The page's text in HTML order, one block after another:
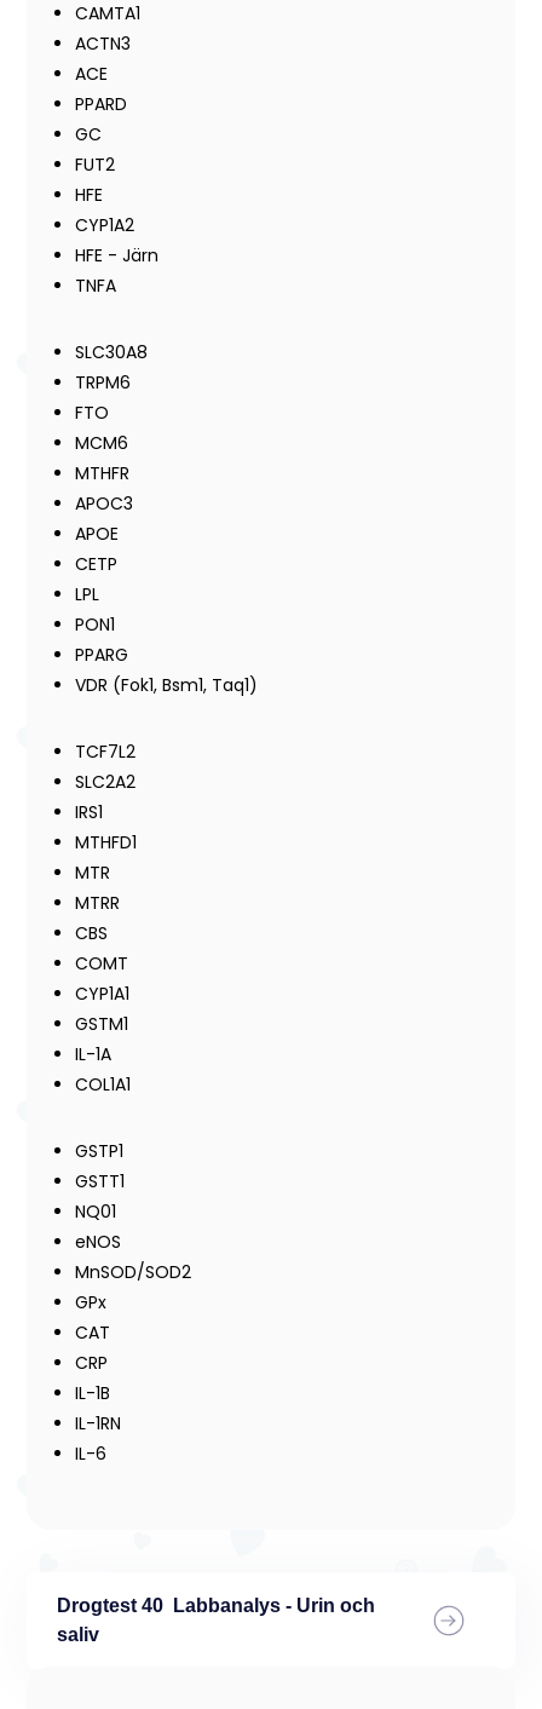
CAMTA1
ACTN3
ACE
PPARD
GC
FUT2
HFE
CYP1A2
HFE - Järn
TNFA
SLC30A8
TRPM6
FTO
MCM6
MTHFR
APOC3
APOE
CETP
LPL
PON1
PPARG
VDR (Fok1, Bsm1, Taq1)
TCF7L2
SLC2A2
IRS1
MTHFD1
MTR
MTRR
CBS
COMT
CYP1A1
GSTM1
IL-1A
COL1A1
GSTP1
GSTT1
NQ01
eNOS
MnSOD/SOD2
GPx
CAT
CRP
IL-1B
IL-1RN
IL-6
Drogtest 40 Labbanalys - Urin och
saliv